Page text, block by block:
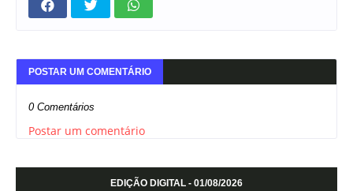
POSTAR UM COMENTÁRIO
0 Comentários
Postar um comentário
EDIÇÃO DIGITAL - 01/08/2026